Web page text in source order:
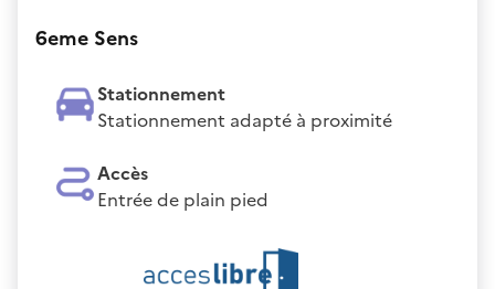
6eme Sens
Stationnement
Stationnement adapté à proximité
Accès
Entrée de plain pied